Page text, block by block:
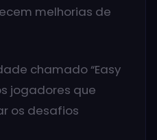
melhorias de
chamado “Easy
jogadores que
os desafios